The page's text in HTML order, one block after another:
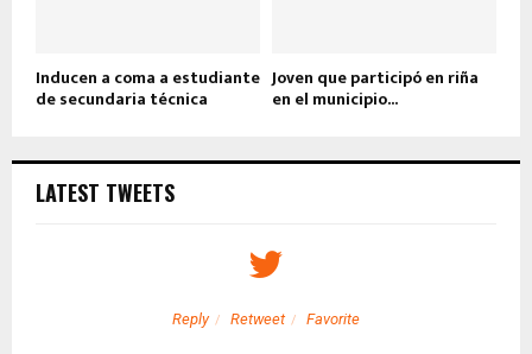
Inducen a coma a estudiante
de secundaria técnica
Joven que participó en riña
en el municipio...
LATEST TWEETS
Reply Retweet Favorite